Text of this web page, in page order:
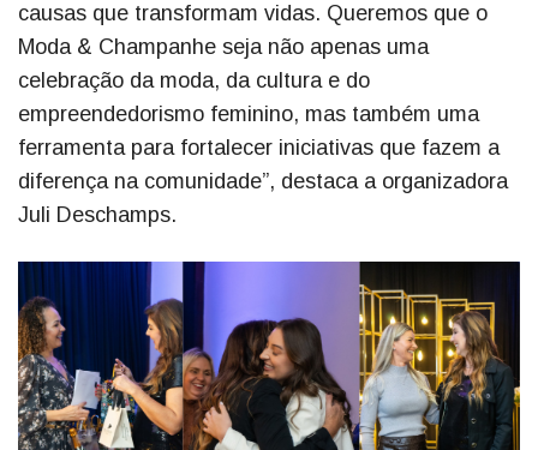
causas que transformam vidas. Queremos que o
Moda & Champanhe seja não apenas uma
celebração da moda, da cultura e do
empreendedorismo feminino, mas também uma
ferramenta para fortalecer iniciativas que fazem a
diferença na comunidade”, destaca a organizadora
Juli Deschamps.